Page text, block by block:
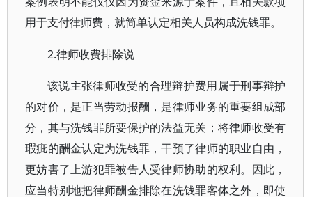
用于支付律师费，就简单认定相关人员构成洗钱罪。
2.律师收费排除说
该说主张律师收受的合理辩护费用属于刑事辩护
的对价，是正当劳动报酬，是律师业务的重要组成部
分，其与洗钱罪所要保护的法益无关；将律师收受有
瑕疵的酬金认定为洗钱罪，干预了律师的职业自由，
更妨害了上游犯罪被告人受律师协助的权利。因此，
应当特别地把律师酬金排除在洗钱罪客体之外，即使